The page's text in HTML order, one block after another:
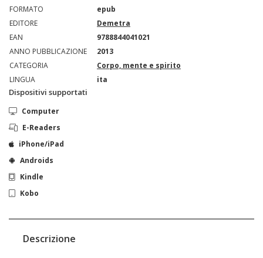
FORMATO
epub
EDITORE
Demetra
EAN
9788844041021
ANNO PUBBLICAZIONE
2013
CATEGORIA
Corpo, mente e spirito
LINGUA
ita
Dispositivi supportati
Computer
E-Readers
iPhone/iPad
Androids
Kindle
Kobo
Descrizione